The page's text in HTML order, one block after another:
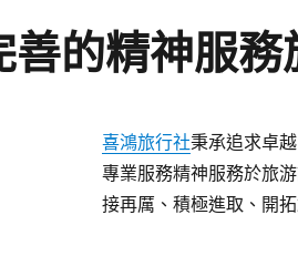
善的精神服
喜鴻旅行社秉承追求卓
專業服務精神服務於旅
接再厲、積極進取、開